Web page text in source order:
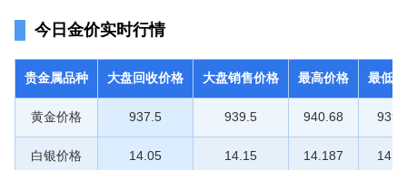
今日金价实时行情
贵金属品种 大盘回收价格 大盘销售价格 最高价格 最低
黄金价格 937.5 939.5 940.68
白银价格 14.05 14.15 14.187